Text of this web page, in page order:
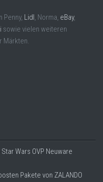
Penny, Lidl , Norma, eBay,
sowie vielen weiteren
Märkten.
Wars OVP Neuware
Pakete von ZALANDO